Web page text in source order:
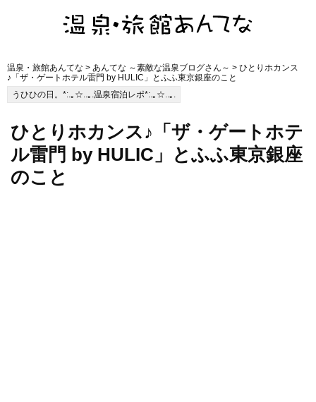
温泉・旅館あんてな > あんてな ～素敵な温泉ブログさん～ > ひとりホカンス
♪「ザ・ゲートホテル雷門 by HULIC」とふふ東京銀座のこと
うひひの日。*:.｡☆..｡.温泉宿泊レポ*:.｡☆..｡.
ひとりホカンス♪「ザ・ゲートホテ
ル雷門 by HULIC」とふふ東京銀座
のこと